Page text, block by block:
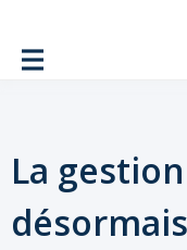
La
numérique
La